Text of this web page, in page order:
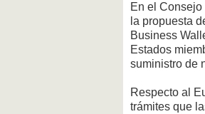
En el
la propuesta
Business
Estados
suministro de
Respecto al
trámites que